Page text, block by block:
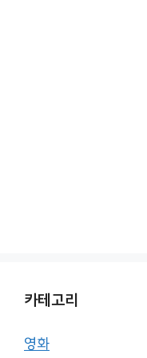
카테고리
영화